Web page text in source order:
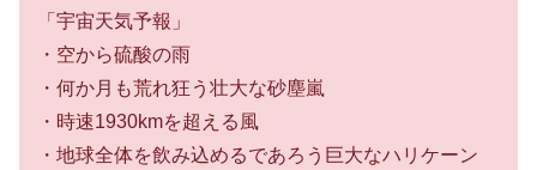
「宇宙天気予報」
・空から硫酸の雨
・何か月も荒れ狂う壮大な砂塵嵐
・時速1930kmを超える風
・地球全体を飲み込めるであろう巨大なハリケーン